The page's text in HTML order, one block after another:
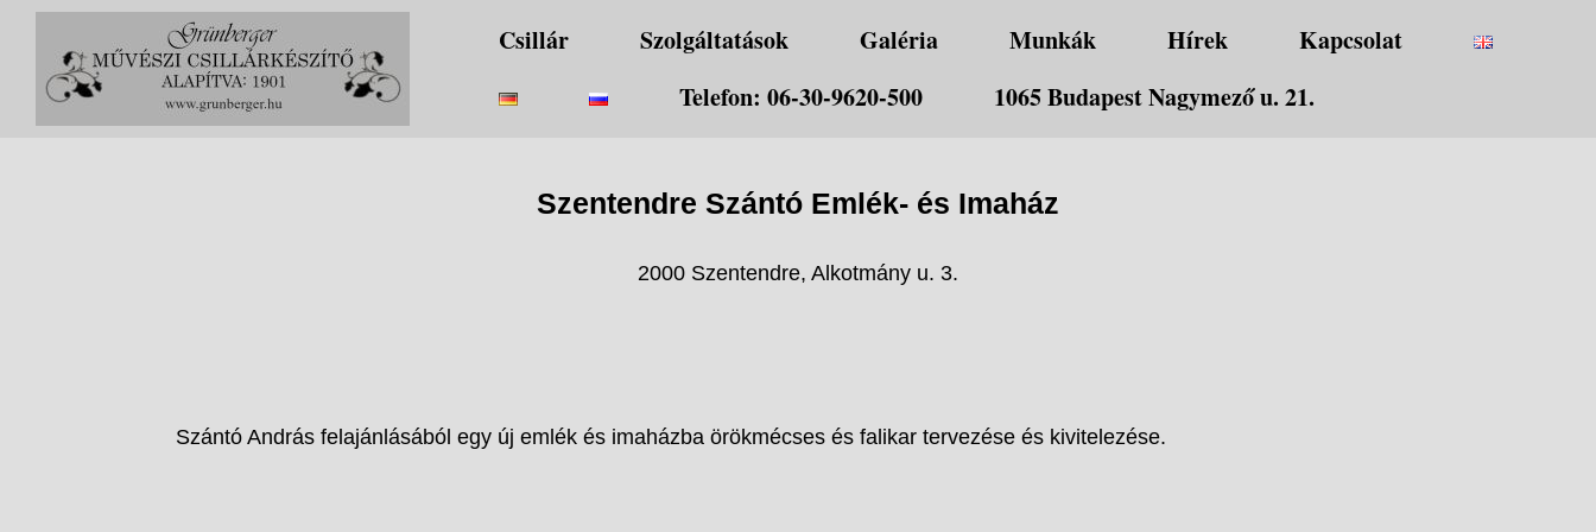
Csillár Szolgáltatások Galéria Munkák Hírek
Kapcsolat
Telefon: 06-30-9620-500
1065 Budapest Nagymező u. 21.
Szentendre Szántó Emlék- és Imaház
2000 Szentendre, Alkotmány u. 3.
Szántó András felajánlásából egy új emlék és imaházba örökmécses és falikar tervezése és kivitelezése.